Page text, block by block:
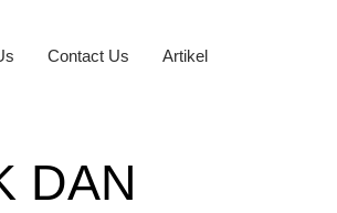
Contact Us Artikel
DAN